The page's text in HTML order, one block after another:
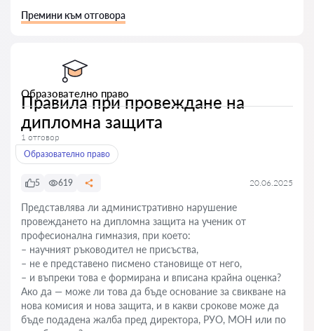
Премини към отговора
Образователно право
Правила при провеждане на
дипломна защита
1 отговор
Образователно право
5 619 20.06.2025
Представлява ли административно нарушение
провеждането на дипломна защита на ученик от
професионална гимназия, при което:
– научният ръководител не присъства,
– не е представено писмено становище от него,
– и въпреки това е формирана и вписана крайна оценка?
Ако да — може ли това да бъде основание за свикване на
нова комисия и нова защита, и в какви срокове може да
бъде подадена жалба пред директора, РУО, МОН или по